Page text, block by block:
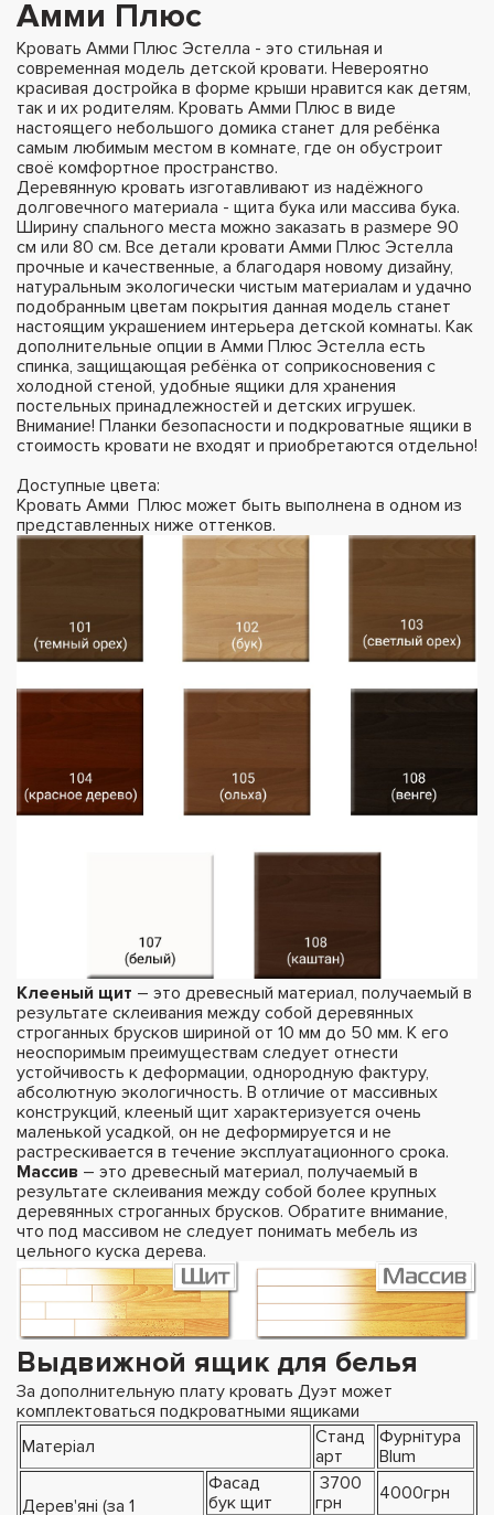
Амми Плюс
Кровать Амми Плюс Эстелла - это стильная и
современная модель детской кровати. Невероятно
красивая достройка в форме крыши нравится как детям,
так и их родителям. Кровать Амми Плюс в виде
настоящего небольшого домика станет для ребёнка
самым любимым местом в комнате, где он обустроит
своё комфортное пространство.
Деревянную кровать изготавливают из надёжного
долговечного материала - щита бука или массива бука.
Ширину спального места можно заказать в размере 90
см или 80 см. Все детали кровати Амми Плюс Эстелла
прочные и качественные, а благодаря новому дизайну,
натуральным экологически чистым материалам и удачно
подобранным цветам покрытия данная модель станет
настоящим украшением интерьера детской комнаты. Как
дополнительные опции в Амми Плюс Эстелла есть
спинка, защищающая ребёнка от соприкосновения с
холодной стеной, удобные ящики для хранения
постельных принадлежностей и детских игрушек.
Внимание! Планки безопасности и подкроватные ящики в
стоимость кровати не входят и приобретаются отдельно!
Доступные цвета:
Кровать Амми Плюс может быть выполнена в одном из
представленных ниже оттенков.
Клееный щит – это древесный материал, получаемый в
результате склеивания между собой деревянных
строганных брусков шириной от 10 мм до 50 мм. К его
неоспоримым преимуществам следует отнести
устойчивость к деформации, однородную фактуру,
абсолютную экологичность. В отличие от массивных
конструкций, клееный щит характеризуется очень
маленькой усадкой, он не деформируется и не
растрескивается в течение эксплуатационного срока.
Массив – это древесный материал, получаемый в
результате склеивания между собой более крупных
деревянных строганных брусков. Обратите внимание,
что под массивом не следует понимать мебель из
цельного куска дерева.
Выдвижной ящик для белья
За дополнительную плату кровать Дуэт может
комплектоваться подкроватными ящиками
Матеріал
Станд
арт
Фурнітура
Blum
Дерев'яні (за 1
Фасад
бук щит
3700
грн
4000грн